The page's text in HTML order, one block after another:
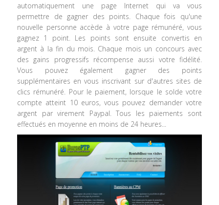
automatiquement une page Internet qui va vous
permettre de gagner des points. Chaque fois qu'une
nouvelle personne accède à votre page rémunéré, vous
gagnez 1 point. Les points sont ensuite convertis en
argent à la fin du mois. Chaque mois un concours avec
des gains progressifs récompense aussi votre fidélité.
Vous pouvez également gagner des points
supplémentaires en vous inscrivant sur d'autres sites de
clics rémunéré. Pour le paiement, lorsque le solde votre
compte atteint 10 euros, vous pouvez demander votre
argent par virement Paypal. Tous les paiements sont
effectués en moyenne en moins de 24 heures...